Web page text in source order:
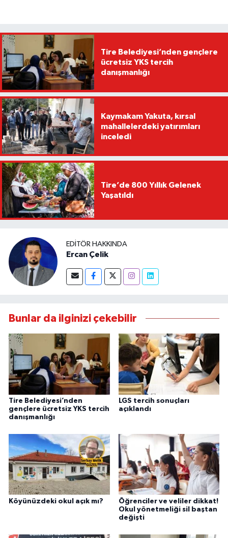
Tire Belediyesi’nden gençlere
ücretsiz YKS tercih
danışmanlığı
Kaymakam Yakuta, kırsal
mahallelerdeki yatırımları
inceledi
Tire’de 800 Yıllık Gelenek
Yaşatıldı
EDITÖR HAKKINDA
Ercan Çelik
Bunlar da ilginizi çekebilir
Tire Belediyesi’nden
gençlere ücretsiz YKS tercih
danışmanlığı
LGS tercih sonuçları
açıklandı
Köyünüzdeki okul açık mı?
Öğrenciler ve veliler dikkat!
Okul yönetmeliği sil baştan
değişti